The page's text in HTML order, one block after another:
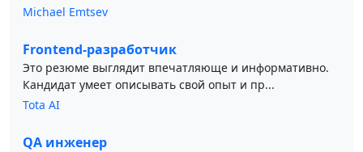
Michael Emtsev
Frontend-разработчик
Это резюме выглядит впечатляюще и информативно.
Кандидат умеет описывать свой опыт и пр...
Tota AI
QA инженер